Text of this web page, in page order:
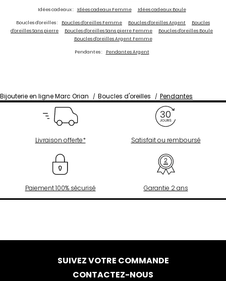
Idées cadeaux : Idées cadeaux Femme Idées cadeaux Boule
Boucles d'oreilles : Boucles d'oreilles Femme Boucles d'oreilles Argent
Boucles
d'oreilles Sans pierre
Boucles d'oreilles Sans pierre Femme
Boucles d'oreilles Boule
Boucles d'oreilles Argent Femme
Pendantes : Pendantes Argent
Bijouterie en ligne Marc Orian Boucles d'oreilles Pendantes
Livraison offerte* Satisfait ou remboursé
Paiement 100% sécurisé Garantie 2 ans
SUIVEZ VOTRE COMMANDE
CONTACTEZ-NOUS